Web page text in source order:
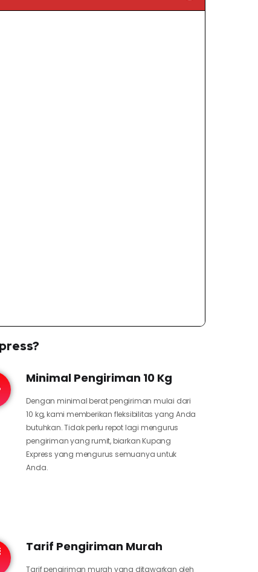
Minimal Pengiriman 10 Kg
Dengan minimal berat pengiriman mulai dari
10 kg, kami memberikan fleksibilitas yang Anda
butuhkan. Tidak perlu repot lagi mengurus
pengiriman yang rumit, biarkan Kupang
Express yang mengurus semuanya untuk
Anda.
Tarif Pengiriman Murah
Tarif pengiriman murah yang ditawarkan oleh